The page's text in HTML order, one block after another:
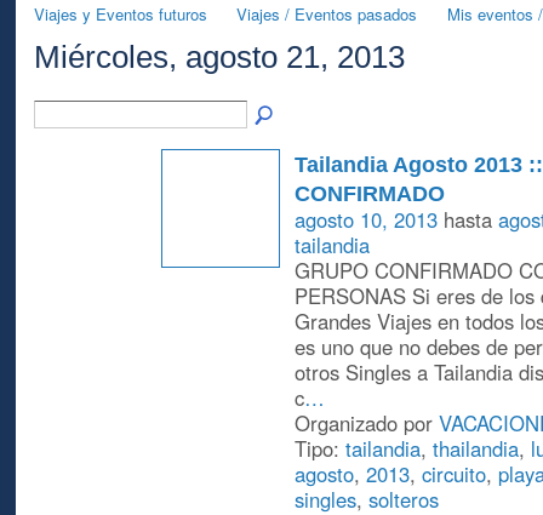
Viajes y Eventos futuros Viajes / Eventos pasados Mis eventos
Miércoles, agosto 21, 2013
Tailandia Agosto 2013
CONFIRMADO
agosto 10, 2013hasta
tailandia
GRUPO CONFIRMADO
PERSONAS Si eres de los
Grandes Viajes en todos
es uno que no debes de
otros Singles a Tailandia
c…
Organizado por
Tipo: tailandia, thailandia,
agosto, 2013, circuito,
singles, solteros